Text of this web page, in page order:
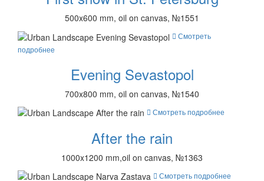
500x600 mm, oil on canvas, №1551
Смотреть
подробнее
Evening Sevastopol
700x800 mm, oil on canvas, №1540
Смотреть подробнее
After the rain
1000x1200 mm,oil on canvas, №1363
Смотреть подробнее